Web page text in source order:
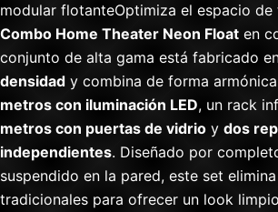
modular flotanteOptimiza el espacio de
Combo Home Theater Neon Float en
conjunto de alta gama está fabricado
densidad y combina de forma
metros con iluminación LED, un rack
metros con puertas de vidrio y dos
independientes. Diseñado por
suspendido en la pared, este set
tradicionales para ofrecer un look